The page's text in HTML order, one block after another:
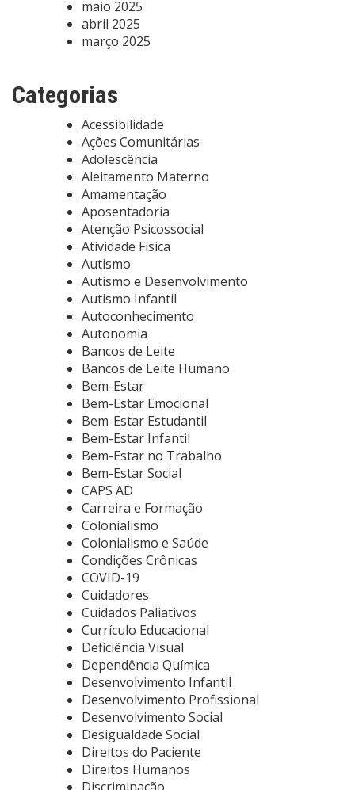
maio 2025
abril 2025
março 2025
Categorias
Acessibilidade
Ações Comunitárias
Adolescência
Aleitamento Materno
Amamentação
Aposentadoria
Atenção Psicossocial
Atividade Física
Autismo
Autismo e Desenvolvimento
Autismo Infantil
Autoconhecimento
Autonomia
Bancos de Leite
Bancos de Leite Humano
Bem-Estar
Bem-Estar Emocional
Bem-Estar Estudantil
Bem-Estar Infantil
Bem-Estar no Trabalho
Bem-Estar Social
CAPS AD
Carreira e Formação
Colonialismo
Colonialismo e Saúde
Condições Crônicas
COVID-19
Cuidadores
Cuidados Paliativos
Currículo Educacional
Deficiência Visual
Dependência Química
Desenvolvimento Infantil
Desenvolvimento Profissional
Desenvolvimento Social
Desigualdade Social
Direitos do Paciente
Direitos Humanos